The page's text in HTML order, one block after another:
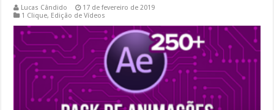
Lucas Cândido
17 de fevereiro de 2019
1 Clique, Edição de Vídeos